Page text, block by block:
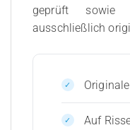
geprüft sowie
ausschließlich
Auf